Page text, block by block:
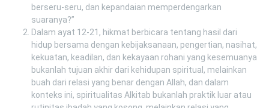
berseru-seru, dan kepandaian memperdengarkan
suaranya?”
Dalam ayat 12-21, hikmat berbicara tentang hasil dari
hidup bersama dengan kebijaksanaan, pengertian, nasihat,
kekuatan, keadilan, dan kekayaan rohani yang kesemuanya
bukanlah tujuan akhir dari kehidupan spiritual, melainkan
buah dari relasi yang benar dengan Allah, dan dalam
konteks ini, spiritualitas Alkitab bukanlah praktik luar atau